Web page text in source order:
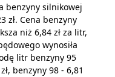
benzyny silnikowej
zł. Cena benzyny
niż 6,84 zł za litr,
wynosiła
litr benzyny 95
benzyny 98 - 6,81